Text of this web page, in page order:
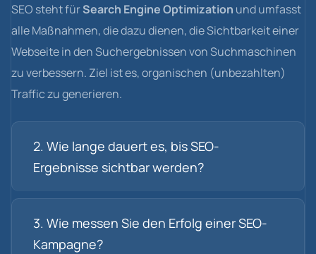
SEO steht fürSearch Engine Optimization und umfasst
alle Maßnahmen, die dazu dienen, die Sichtbarkeit einer
Webseite in den Suchergebnissen von Suchmaschinen
zu verbessern. Ziel ist es, organischen (unbezahlten)
Traffic zu generieren.
2. Wie lange dauert es, bis SEO-
Ergebnisse sichtbar werden?
3. Wie messen Sie den Erfolg einer SEO-
Kampagne?